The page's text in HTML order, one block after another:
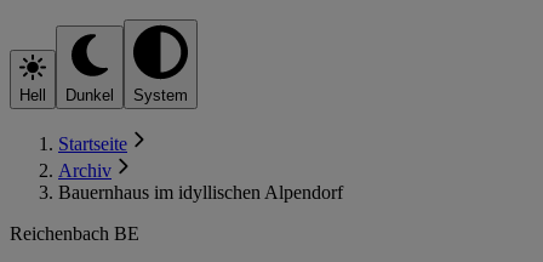
Hell Dunkel System
Startseite
Archiv
Bauernhaus im idyllischen Alpendorf
Reichenbach BE